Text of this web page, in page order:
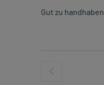
Gut zu handhaben.